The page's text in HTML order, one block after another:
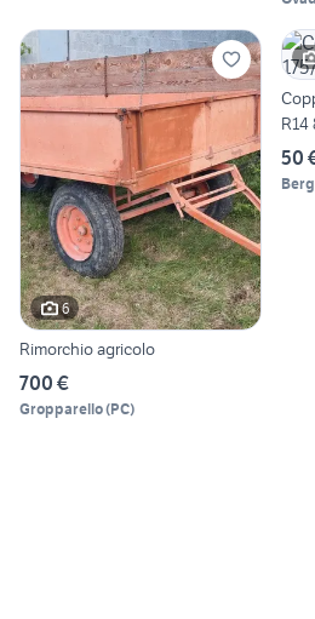
6
Rimorchio agricolo
700 €
Gropparello(PC)
R14
50